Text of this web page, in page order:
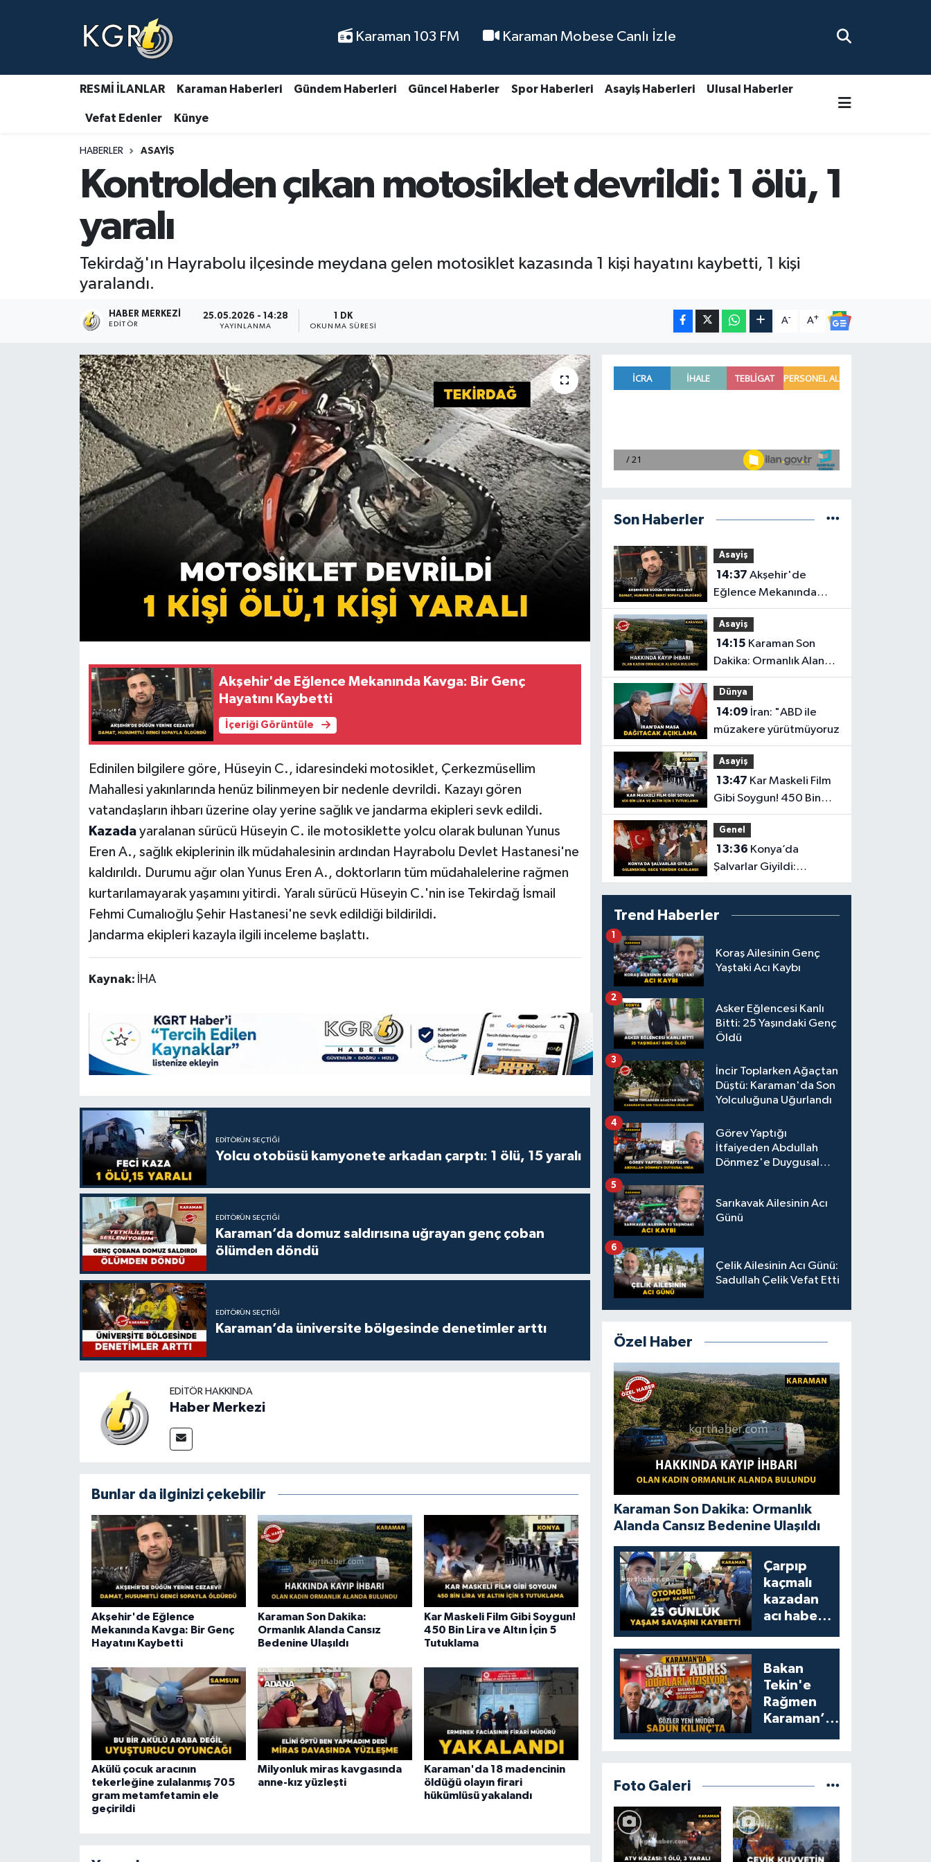
Karaman 103 FM Karaman Mobese Canlı İzle
RESMİ İLANLAR Karaman Haberleri Gündem Haberleri Güncel Haberler Spor Haberleri Asayiş Haberleri Ulusal Haberler
Vefat Edenler Künye
HABERLER ASAYIŞ
Kontrolden çıkan motosiklet devrildi: 1 ölü, 1
yaralı
Tekirdağ'ın Hayrabolu ilçesinde meydana gelen motosiklet kazasında 1 kişi hayatını kaybetti, 1 kişi
yaralandı.
HABER MERKEZI
EDITÖR
25.05.2026 - 14:28
YAYINLANMA
1 DK
OKUNMA SÜRESI
A- A+
Akşehir'de Eğlence Mekanında Kavga: Bir Genç
Hayatını Kaybetti
İçeriği Görüntüle
Edinilen bilgilere göre, Hüseyin C., idaresindeki motosiklet, Çerkezmüsellim
Mahallesi yakınlarında henüz bilinmeyen bir nedenle devrildi. Kazayı gören
vatandaşların ihbarı üzerine olay yerine sağlık ve jandarma ekipleri sevk edildi.
Kazada yaralanan sürücü Hüseyin C. ile motosiklette yolcu olarak bulunan Yunus
Eren A., sağlık ekiplerinin ilk müdahalesinin ardından Hayrabolu Devlet Hastanesi'ne
kaldırıldı. Durumu ağır olan Yunus Eren A., doktorların tüm müdahalelerine rağmen
kurtarılamayarak yaşamını yitirdi. Yaralı sürücü Hüseyin C.'nin ise Tekirdağ İsmail
Fehmi Cumalıoğlu Şehir Hastanesi'ne sevk edildiği bildirildi.
Jandarma ekipleri kazayla ilgili inceleme başlattı.
Kaynak: İHA
EDITÖRÜN SEÇTIĞI
Yolcu otobüsü kamyonete arkadan çarptı: 1 ölü, 15 yaralı
EDITÖRÜN SEÇTIĞI
Karaman’da domuz saldırısına uğrayan genç çoban
ölümden döndü
EDITÖRÜN SEÇTIĞI
Karaman’da üniversite bölgesinde denetimler arttı
EDITÖR HAKKINDA
Haber Merkezi
Bunlar da ilginizi çekebilir
Akşehir'de Eğlence
Mekanında Kavga: Bir Genç
Hayatını Kaybetti
Karaman Son Dakika:
Ormanlık Alanda Cansız
Bedenine Ulaşıldı
Kar Maskeli Film Gibi Soygun!
450 Bin Lira ve Altın İçin 5
Tutuklama
Akülü çocuk aracının
tekerleğine zulalanmış 705
gram metamfetamin ele
geçirildi
Milyonluk miras kavgasında
anne-kız yüzleşti
Karaman'da 18 madencinin
öldüğü olayın firari
hükümlüsü yakalandı
Son Haberler
Asayiş
14:37
Eğlence Mekanında
Kavga: Bir Genç
Hayatını Kaybetti
Asayiş
14:15
Dakika: Ormanlık Alanda
Cansız Bedenine
Ulaşıldı
Dünya
14:09
müzakere yürütmüyoruz
Asayiş
13:47
Gibi Soygun! 450 Bin
Lira ve Altın İçin 5
Tutuklama
Genel
13:36
Şalvarlar Giyildi:
Geleneksel Gece
Trend Haberler
Koraş Ailesinin Genç
Yaştaki Acı Kaybı
1
Asker Eğlencesi Kanlı
Bitti: 25 Yaşındaki Genç
Öldü
2
İncir Toplarken Ağaçtan
Düştü: Karaman'da Son
Yolculuğuna Uğurlandı
3
Görev Yaptığı
İtfaiyeden Abdullah
Dönmez'e Duygusal
4
Sarıkavak Ailesinin Acı
Günü
5
Çelik Ailesinin Acı Günü:
Sadullah Çelik Vefat Etti
6
Özel Haber
Karaman Son Dakika: Ormanlık
Alanda Cansız Bedenine Ulaşıldı
Çarpıp
kaçmalı
kazadan
acı haber:
yaşam
savaşını
kaybetti
Bakan
Tekin'e
Rağmen
Karaman’da
Müdür Dur
Foto Galeri
Karaman Haberleri
Gündem Haberleri
Güncel Haberler
Asayiş Haberleri
Ulusal Haberler
Vefat Edenler